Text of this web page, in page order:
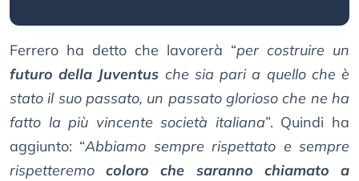
Ferrero ha detto che lavorerà “per costruire un
futuro della Juventus che sia pari a quello che è
stato il suo passato, un passato glorioso che ne ha
fatto la più vincente società italiana”. Quindi ha
aggiunto: “Abbiamo sempre rispettato e sempre
rispetteremocoloro che saranno chiamato a